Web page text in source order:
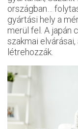
országban…
gyártási hely a
merül fel. A japán
szakmai elvárásai,
létrehozzák.